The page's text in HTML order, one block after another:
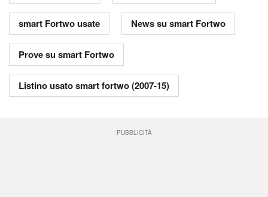
smart Fortwo usate News su smart Fortwo
Prove su smart Fortwo
Listino usato smart fortwo (2007-15)
PUBBLICITÀ